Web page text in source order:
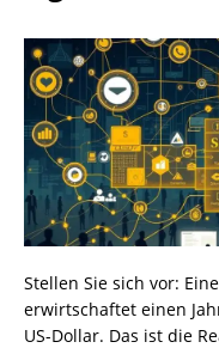
Stellen Sie sich vor:
erwirtschaftet einen
US-Dollar. Das ist die